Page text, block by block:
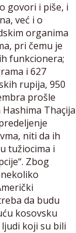
govori i piše, i
već i o
organima
pri čemu je
funkcionera;
i 627
rupija, 950
prošle
Thaçija
niti da ih
tužiocima i
Zbog
da budu
kosovsku
koji su bili